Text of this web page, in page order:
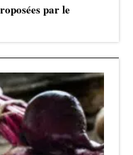
par le